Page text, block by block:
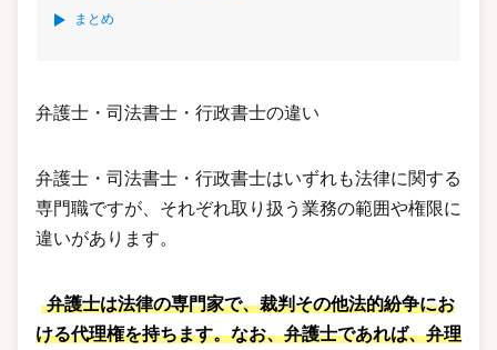
まとめ
弁護士・司法書士・行政書士の違い
弁護士・司法書士・行政書士はいずれも法律に関する
専門職ですが、それぞれ取り扱う業務の範囲や権限に
違いがあります。
弁護士は法律の専門家で、裁判その他法的紛争にお
ける代理権を持ちます。なお、弁護士であれば、弁理